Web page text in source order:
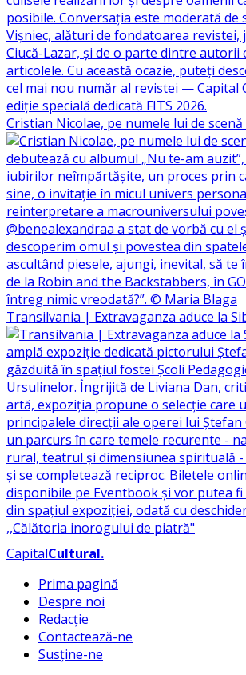
Cristian Nicolae, pe numele lui de
Transilvania | Extravaganza aduce la
CapitalCultural.
Prima pagină
Despre noi
Redacție
Contactează-ne
Susține-ne